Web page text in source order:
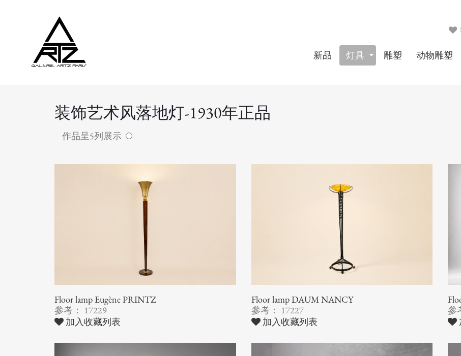
新品 灯具 雕塑 动物雕塑
装饰艺术风落地灯-1930年正品
作品呈5列展示
Floor lamp Eugène PRINTZ
參考： 17229
加入收藏列表
Floor lamp DAUM NANCY
參考： 17227
加入收藏列表
參